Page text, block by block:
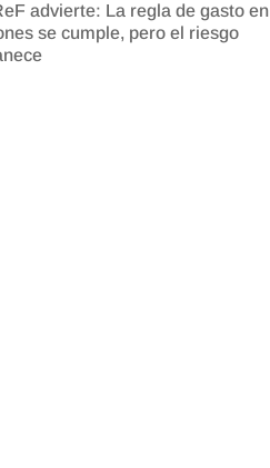
advierte: La regla de gasto en
se cumple, pero el riesgo